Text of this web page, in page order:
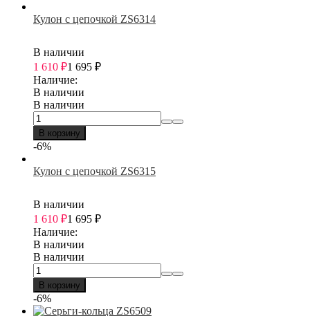
Кулон с цепочкой ZS6314
В наличии
1 610 ₽1 695 ₽
Наличие:
В наличии
В наличии
В корзину
-6%
Кулон с цепочкой ZS6315
В наличии
1 610 ₽1 695 ₽
Наличие:
В наличии
В наличии
В корзину
-6%